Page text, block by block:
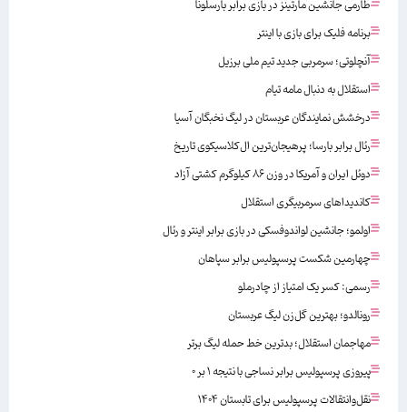
طارمی جانشین مارتینز در بازی برابر بارسلونا
برنامه فلیک برای بازی با اینتر
آنچلوتی؛ سرمربی جدید تیم ملی برزیل
استقلال به دنبال مامه تیام
درخشش نمایندگان عربستان در لیگ نخبگان آسیا
رئال برابر بارسا؛ پرهیجان‌‌ترین ال‌کلاسیکوی تاریخ
دوئل ایران و آمریکا در وزن ۸۶ کیلوگرم کشتی آزاد
کاندیداهای سرمربیگری استقلال
اولمو؛ جانشین لواندوفسکی در بازی برابر اینتر و رئال
چهارمین شکست پرسپولیس برابر سپاهان
رسمی: کسر یک امتیاز از چادرملو
رونالدو؛ بهترین گل‌زن لیگ عربستان
مهاجمان استقلال؛ بدترین خط حمله لیگ برتر
پیروزی پرسپولیس برابر نساجی با نتیجه ۱ بر ۰
نقل‌وانتقالات پرسپولیس برای تابستان ۱۴۰۴